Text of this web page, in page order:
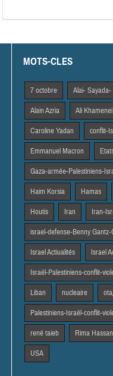
MOTS-CLES
7 octobre Alai-
Alain Azria Ali Khamenei
Caroline Yadan conflit-
Emmanuel Macron
Gaza-armée-Palestiniens-
Haim Korsia Hamas
Houtis Iran Iran-
israel-defense-Benny
Israel Actiualités Israel
Israël-Palestiniens-conflit-
Liban nucleaire
Palestiniens-Israël-conflit-
rené taieb Rima Hassan
USA